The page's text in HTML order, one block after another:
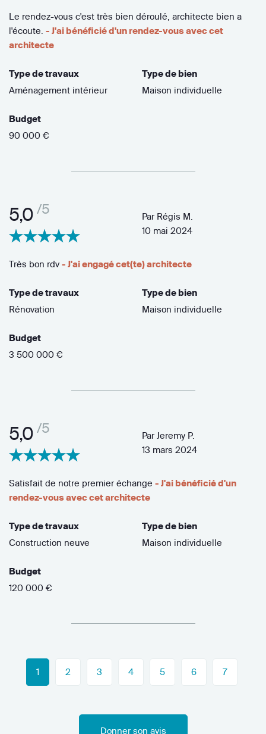
Le rendez-vous c'est très bien déroulé, architecte bien a
l'écoute. - J'ai bénéficié d'un rendez-vous avec cet
architecte
Type de travaux
Aménagement intérieur
Type de bien
Maison individuelle
Budget
90 000 €
5,0 /5 Par Régis M.
10 mai 2024
Très bon rdv - J'ai engagé cet(te) architecte
Type de travaux
Rénovation
Type de bien
Maison individuelle
Budget
3 500 000 €
5,0 /5 Par Jeremy P.
13 mars 2024
Satisfait de notre premier échange - J'ai bénéficié d'un
rendez-vous avec cet architecte
Type de travaux
Construction neuve
Type de bien
Maison individuelle
Budget
120 000 €
1 2 3 4 5 6 7
Donner son avis